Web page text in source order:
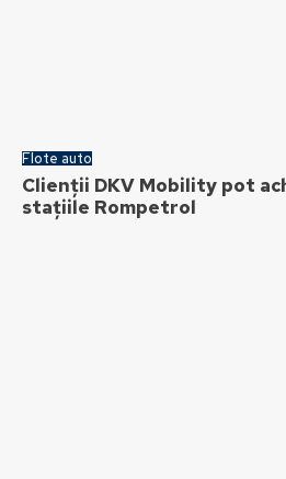
Flote auto
Clienții DKV Mobility pot
stațiile Rompetrol